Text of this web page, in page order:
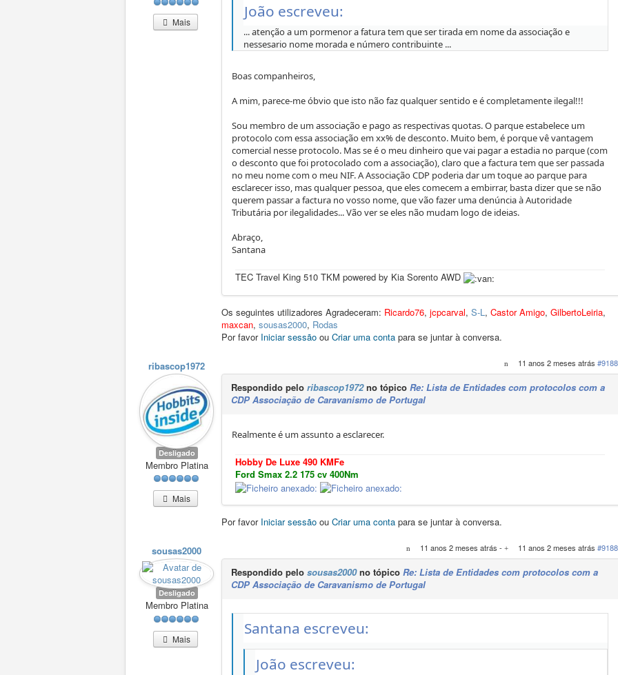
Mais
João escreveu:
... atenção a um pormenor a fatura tem que ser tirada em nome da associação e
nessesario nome morada e número contribuinte ...
Boas companheiros,
A mim, parece-me óbvio que isto não faz qualquer sentido e é completamente ilegal!!!
Sou membro de um associação e pago as respectivas quotas. O parque estabelece um
protocolo com essa associação em xx% de desconto. Muito bem, é porque vê vantagem
comercial nesse protocolo. Mas se é o meu dinheiro que vai pagar a estadia no parque (com
o desconto que foi protocolado com a associação), claro que a factura tem que ser passada
no meu nome com o meu NIF. A Associação CDP poderia dar um toque ao parque para
esclarecer isso, mas qualquer pessoa, que eles comecem a embirrar, basta dizer que se não
querem passar a factura no vosso nome, que vão fazer uma denúncia à Autoridade
Tributária por ilegalidades... Vão ver se eles não mudam logo de ideias.
Abraço,
Santana
TEC Travel King 510 TKM powered by Kia Sorento AWD
Os seguintes utilizadores Agradeceram: Ricardo76,jcpcarval,S-L,Castor Amigo,GilbertoLeiria,
maxcan,sousas2000, Rodas
Por favor Iniciar sessão ouCriar uma conta para se juntar à conversa.
ribascop1972
Desligado
Membro Platina
Mais
11 anos 2 meses atrás
Respondido peloribascop1972no tópicoRe: Lista de Entidades com protocolos com a
CDP Associação de Caravanismo de Portugal
Realmente é um assunto a esclarecer.
Hobby De Luxe 490 KMFe
Ford Smax 2.2 175 cv 400Nm
Por favor Iniciar sessão ouCriar uma conta para se juntar à conversa.
sousas2000
Desligado
Membro Platina
Mais
11 anos 2 meses atrás - 11 anos 2 meses atrás
Respondido pelosousas2000no tópicoRe: Lista de Entidades com protocolos com a
CDP Associação de Caravanismo de Portugal
Santana escreveu:
João escreveu: